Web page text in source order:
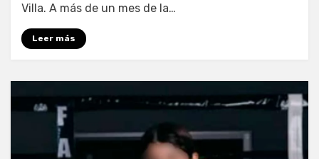
Villa. A más de un mes de la…
Leer más